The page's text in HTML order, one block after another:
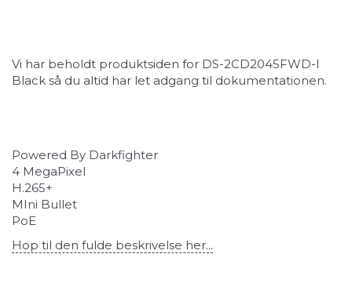
Vi har beholdt produktsiden for DS-2CD2045FWD-I
Black så du altid har let adgang til dokumentationen.
Powered By Darkfighter
4 MegaPixel
H.265+
MIni Bullet
PoE
Hop til den fulde beskrivelse her...